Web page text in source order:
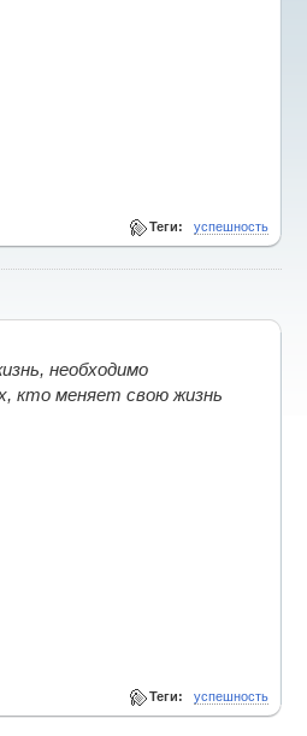
Теги: успешность
необходимо
кто меняет свою жизнь
Теги: успешность